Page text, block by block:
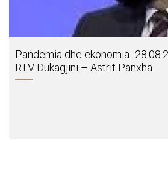
Pandemia dhe ekonomia-
RTV Dukagjini – Astrit Panxha